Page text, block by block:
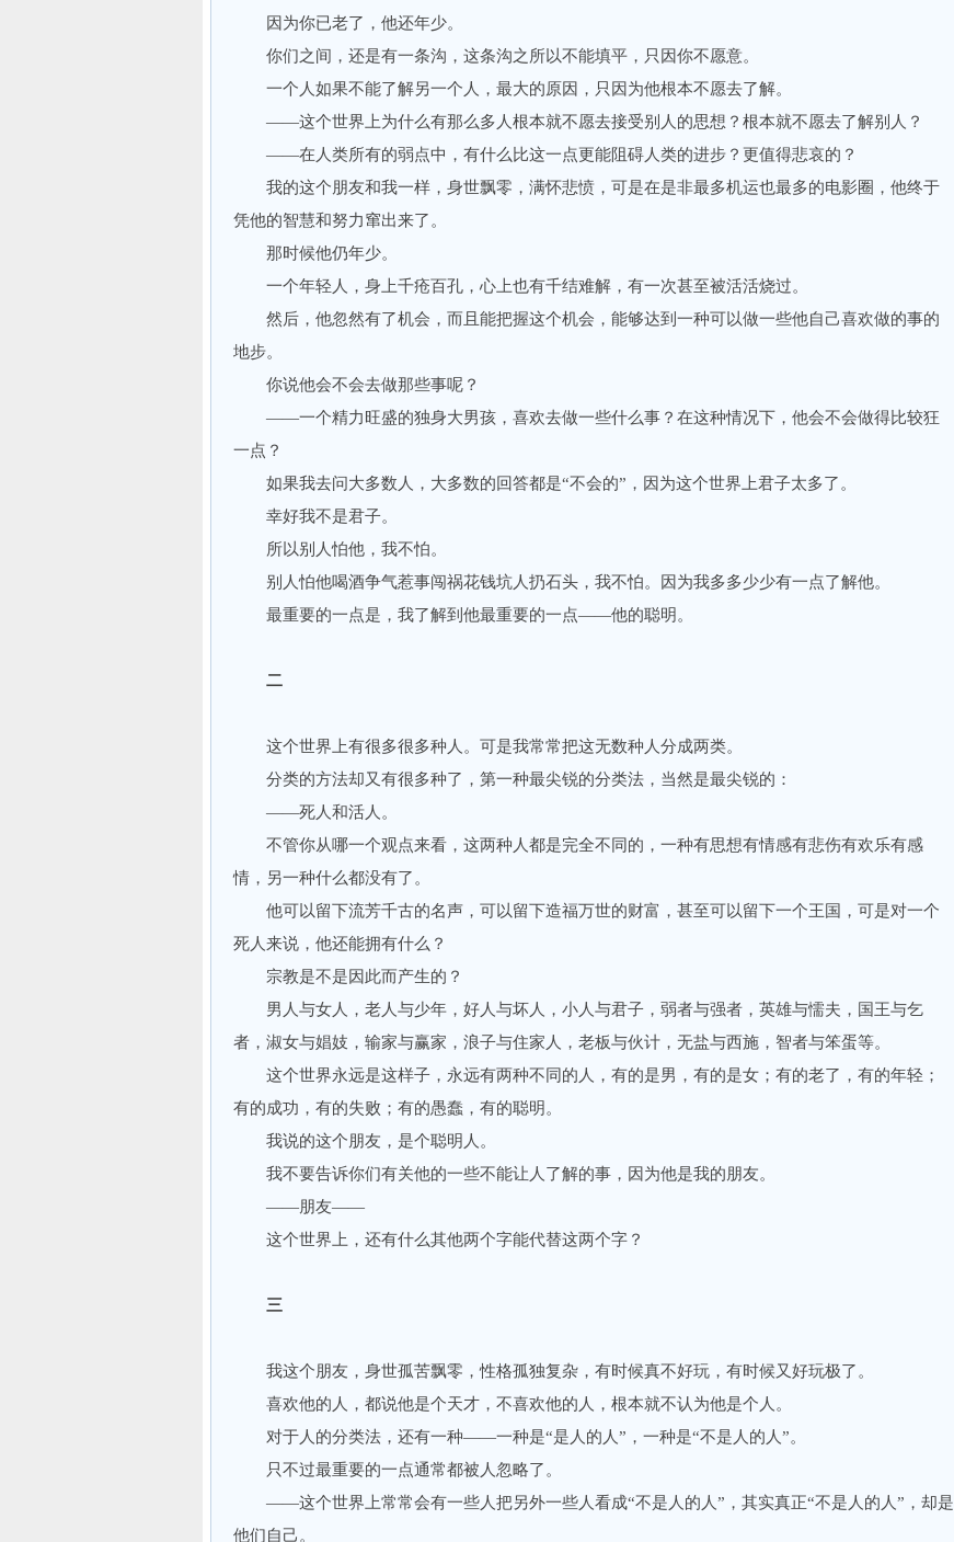
因为你已老了，他还年少。
你们之间，还是有一条沟，这条沟之所以不能填平，只因你不愿意。
一个人如果不能了解另一个人，最大的原因，只因为他根本不愿去了解。
——这个世界上为什么有那么多人根本就不愿去接受别人的思想？根本就不愿去了解别人？
——在人类所有的弱点中，有什么比这一点更能阻碍人类的进步？更值得悲哀的？
我的这个朋友和我一样，身世飘零，满怀悲愤，可是在是非最多机运也最多的电影圈，他终于
凭他的智慧和努力窜出来了。
那时候他仍年少。
一个年轻人，身上千疮百孔，心上也有千结难解，有一次甚至被活活烧过。
然后，他忽然有了机会，而且能把握这个机会，能够达到一种可以做一些他自己喜欢做的事的
地步。
你说他会不会去做那些事呢？
——一个精力旺盛的独身大男孩，喜欢去做一些什么事？在这种情况下，他会不会做得比较狂
一点？
如果我去问大多数人，大多数的回答都是“不会的”，因为这个世界上君子太多了。
幸好我不是君子。
所以别人怕他，我不怕。
别人怕他喝酒争气惹事闯祸花钱坑人扔石头，我不怕。因为我多多少少有一点了解他。
最重要的一点是，我了解到他最重要的一点——他的聪明。
二
这个世界上有很多很多种人。可是我常常把这无数种人分成两类。
分类的方法却又有很多种了，第一种最尖锐的分类法，当然是最尖锐的：
——死人和活人。
不管你从哪一个观点来看，这两种人都是完全不同的，一种有思想有情感有悲伤有欢乐有感
情，另一种什么都没有了。
他可以留下流芳千古的名声，可以留下造福万世的财富，甚至可以留下一个王国，可是对一个
死人来说，他还能拥有什么？
宗教是不是因此而产生的？
男人与女人，老人与少年，好人与坏人，小人与君子，弱者与强者，英雄与懦夫，国王与乞
者，淑女与娼妓，输家与赢家，浪子与住家人，老板与伙计，无盐与西施，智者与笨蛋等。
这个世界永远是这样子，永远有两种不同的人，有的是男，有的是女；有的老了，有的年轻；
有的成功，有的失败；有的愚蠢，有的聪明。
我说的这个朋友，是个聪明人。
我不要告诉你们有关他的一些不能让人了解的事，因为他是我的朋友。
——朋友——
这个世界上，还有什么其他两个字能代替这两个字？
三
我这个朋友，身世孤苦飘零，性格孤独复杂，有时候真不好玩，有时候又好玩极了。
喜欢他的人，都说他是个天才，不喜欢他的人，根本就不认为他是个人。
对于人的分类法，还有一种——一种是“是人的人”，一种是“不是人的人”。
只不过最重要的一点通常都被人忽略了。
——这个世界上常常会有一些人把另外一些人看成“不是人的人”，其实真正“不是人的人”，却是
他们自己。